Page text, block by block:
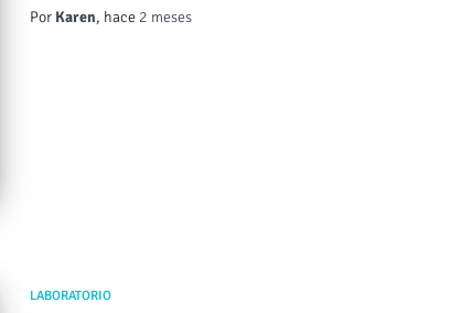
Por Karen, hace 2 meses
LABORATORIO